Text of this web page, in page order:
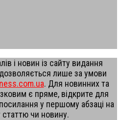
і новин із сайту видання
дозволяється лише за умови
. Для новинних та
є пряме, відкрите для
у першому абзаці на
чи новину.